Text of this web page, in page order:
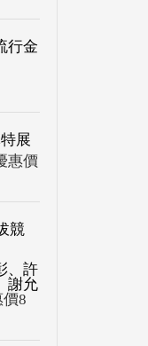
行金
展
惠價
競
、許
謝允
價8